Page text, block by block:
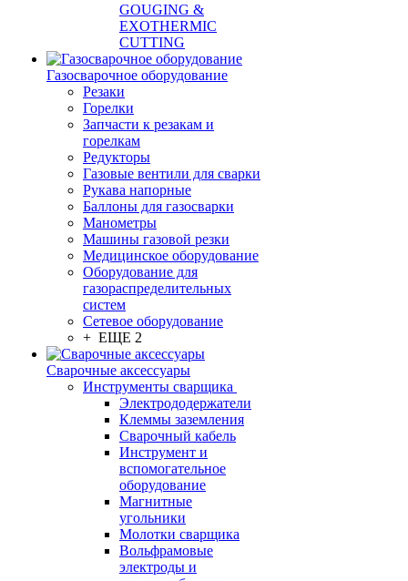
GOUGING &
EXOTHERMIC
CUTTING
Газосварочное оборудование
Резаки
Горелки
Запчасти к резакам и
горелкам
Редукторы
Газовые вентили для сварки
Рукава напорные
Баллоны для газосварки
Манометры
Машины газовой резки
Медицинское оборудование
Оборудование для
газораспределительных
систем
Сетевое оборудование
+ ЕЩЕ 2
Сварочные аксессуары
Инструменты сварщика
Электрододержатели
Клеммы заземления
Сварочный кабель
Инструмент и
вспомогательное
оборудование
Магнитные
угольники
Молотки сварщика
Вольфрамовые
электроды и